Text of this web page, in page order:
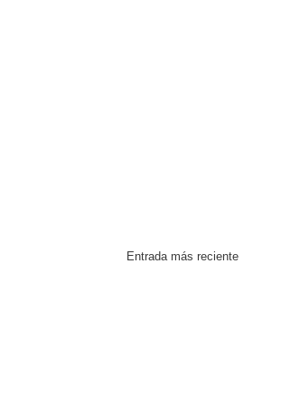
Entrada más reciente